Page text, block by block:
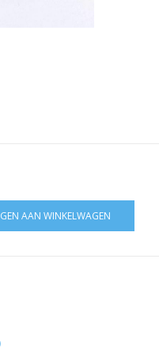
AAN WINKELWAGEN